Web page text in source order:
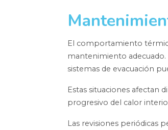
El comportamiento
mantenimiento adecuado.
sistemas de evacuación
Estas situaciones afectan
progresivo del calor
Las revisiones periódicas